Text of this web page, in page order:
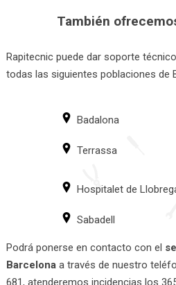
También
Rapitecnic puede dar soporte
todas las siguientes poblaciones de
Badalona
Terrassa
Hospitalet de
Sabadell
Podrá ponerse en contacto con el
Barcelonaa través de nuestro
681, atenderemos incidencias los